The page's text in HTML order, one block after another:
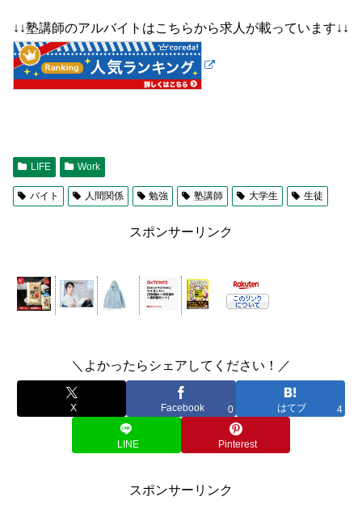
↓↓塾講師のアルバイトはこちらから求人が載っています↓↓
LIFE Work
バイト 人間関係 勉強 塾講師 大学生 生徒
スポンサーリンク
＼よかったらシェアしてください！／
X Facebook 0 はてブ 4
LINE Pinterest
スポンサーリンク